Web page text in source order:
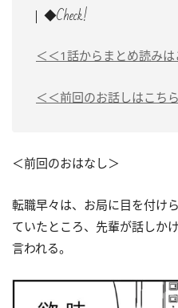
◆Check!
＜＜1話からまとめ読みは
＜＜前回のお話しはこちら
＜前回のおはなし＞
転職早々は、お局に目を付け
ていたところ、先輩が話しか
言われる。